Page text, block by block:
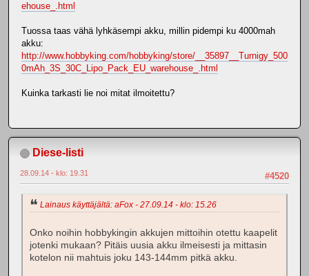
ehouse_.html
Tuossa taas vähä lyhkäsempi akku, millin pidempi ku 4000mah
akku:
http://www.hobbyking.com/hobbyking/store/__35897__Turnigy_500
0mAh_3S_30C_Lipo_Pack_EU_warehouse_.html
Kuinka tarkasti lie noi mitat ilmoitettu?
Diese-listi
#4520
28.09.14 - klo: 19.31
Lainaus käyttäjältä: aFox - 27.09.14 - klo: 15.26
Onko noihin hobbykingin akkujen mittoihin otettu kaapelit
jotenki mukaan? Pitäis uusia akku ilmeisesti ja mittasin
kotelon nii mahtuis joku 143-144mm pitkä akku.